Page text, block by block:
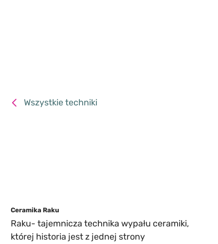
Wszystkie techniki
Ceramika Raku
Raku- tajemnicza technika wypału ceramiki,
której historia jest z jednej strony